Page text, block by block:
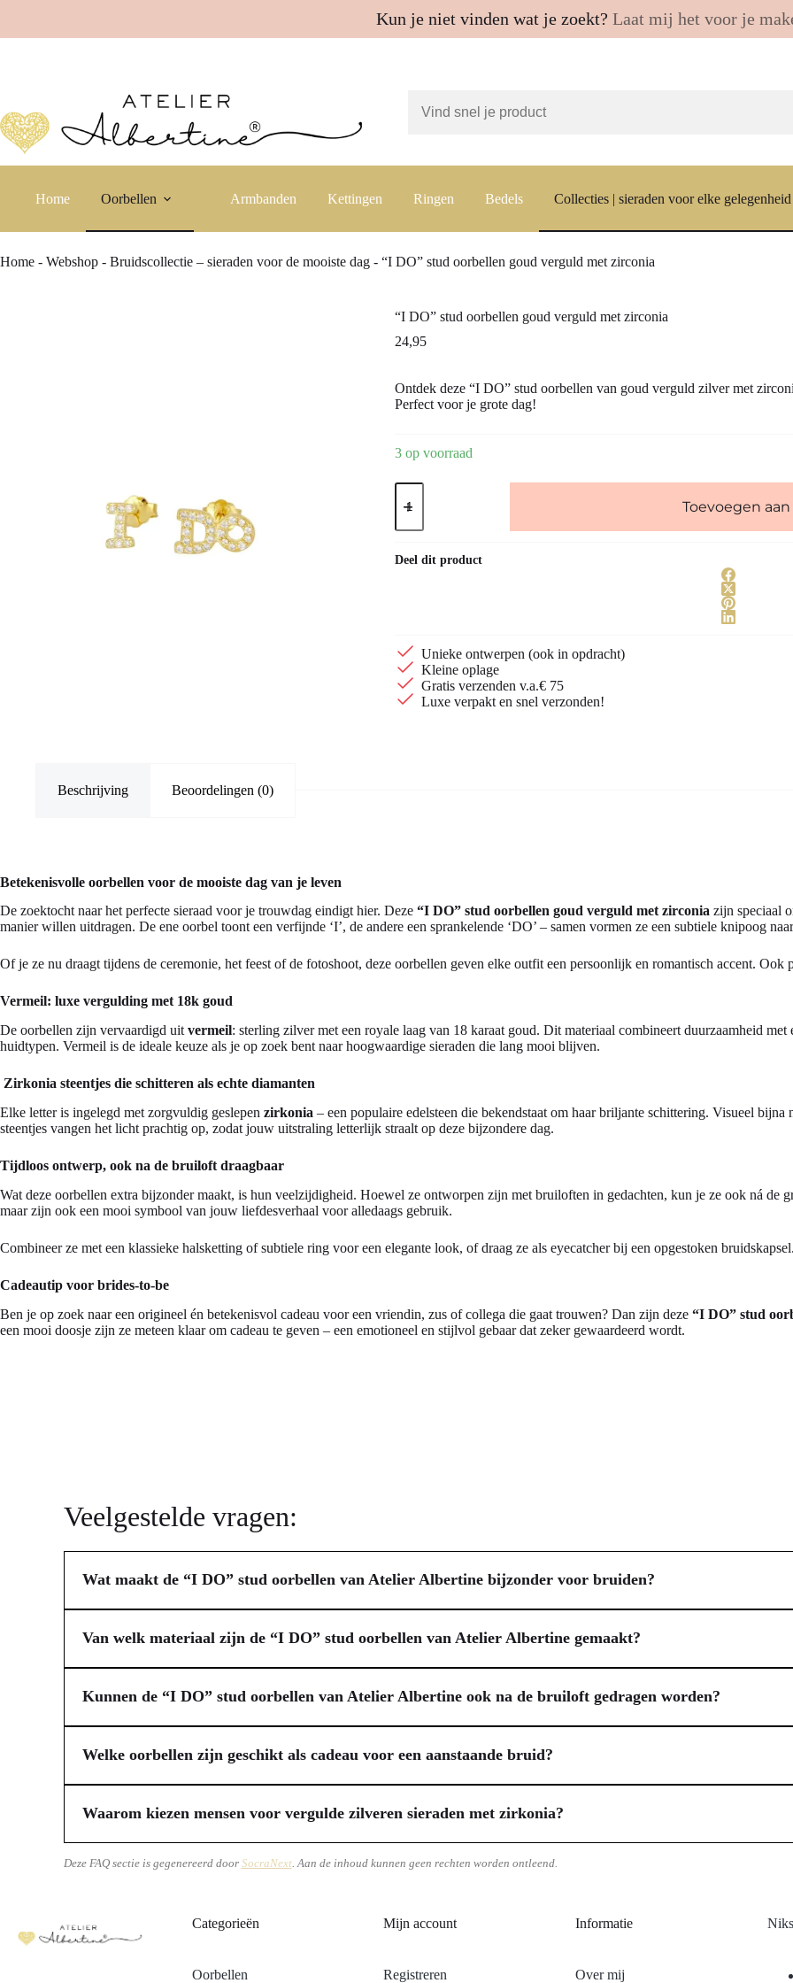
Kun je niet vinden wat je zoekt? Laat mij het voor je
inhoud
Home Oorbellen Armbanden Kettingen Ringen Bedels Collecties | sieraden voor elke gelegenheid
Home - Webshop - Bruidscollectie – sieraden voor de mooiste dag - “I DO” stud oorbellen goud verguld met zirconia
“I DO” stud oorbellen goud verguld met zirconia
24,95
Ontdek deze “I DO” stud oorbellen van goud verguld zilver met
Perfect voor je grote dag!
3 op voorraad
"I
DO"
oorbellen
verguld
Toevoegen
Deel dit product
Unieke ontwerpen (ook in opdracht)
Kleine oplage
Gratis verzenden v.a.€ 75
Luxe verpakt en snel verzonden!
Beschrijving Beoordelingen (0)
Betekenisvolle oorbellen voor de mooiste dag van je leven
De zoektocht naar het perfecte sieraad voor je trouwdag eindigt hier. Deze “I DO” stud oorbellen goud verguld met zirconia zijn speciaal
manier willen uitdragen. De ene oorbel toont een verfijnde ‘I’, de andere een sprankelende ‘DO’ – samen vormen ze een subtiele knipoog
Of je ze nu draagt tijdens de ceremonie, het feest of de fotoshoot, deze oorbellen geven elke outfit een persoonlijk en romantisch accent.
Vermeil: luxe vergulding met 18k goud
De oorbellen zijn vervaardigd uit vermeil: sterling zilver met een royale laag van 18 karaat goud. Dit materiaal combineert duurzaamheid
huidtypen. Vermeil is de ideale keuze als je op zoek bent naar hoogwaardige sieraden die lang mooi blijven.
Zirkonia steentjes die schitteren als echte diamanten
Elke letter is ingelegd met zorgvuldig geslepen zirkonia – een populaire edelsteen die bekendstaat om haar briljante schittering. Visueel
steentjes vangen het licht prachtig op, zodat jouw uitstraling letterlijk straalt op deze bijzondere dag.
Tijdloos ontwerp, ook na de bruiloft draagbaar
Wat deze oorbellen extra bijzonder maakt, is hun veelzijdigheid. Hoewel ze ontworpen zijn met bruiloften in gedachten, kun je ze ook ná de
maar zijn ook een mooi symbool van jouw liefdesverhaal voor alledaags gebruik.
Combineer ze met een klassieke halsketting of subtiele ring voor een elegante look, of draag ze als eyecatcher bij een opgestoken bruidskapsel.
Cadeautip voor brides-to-be
Ben je op zoek naar een origineel én betekenisvol cadeau voor een vriendin, zus of collega die gaat trouwen? Dan zijn deze “I DO” stud
een mooi doosje zijn ze meteen klaar om cadeau te geven – een emotioneel en stijlvol gebaar dat zeker gewaardeerd wordt.
Veelgestelde vragen:
Wat maakt de “I DO” stud oorbellen van Atelier Albertine bijzonder voor bruiden?
De “I DO” stud oorbellen van Atelier Albertine zijn speciaal ontworpen om jou een stijlvolle en speelse touch te geven op je
samen een subtiele knipoog vormen naar jouw ja-woord. Vervaardigd uit vermeil – sterling zilver met een royale laag 18
bieden ze jou een luxe uitstraling. Dit unieke ontwerp maakt ze een betekenisvol accent voor de ceremonie, het feest of de
wensen.
Van welk materiaal zijn de “I DO” stud oorbellen van Atelier Albertine gemaakt?
De “I DO” stud oorbellen van Atelier Albertine zijn vervaardigd uit vermeil, wat staat voor sterling zilver met een royale 18
en een warme, luxe glans. Vermeil is bovendien vriendelijk voor jouw gevoelige huidtypen. Elke oorbel is ingelegd met
briljante schittering, vergelijkbaar met diamant, maar dan betaalbaarder. Dit maakt de oorbellen een hoogwaardige keuze die
Albertine's handgemaakte sieraden.
Kunnen de “I DO” stud oorbellen van Atelier Albertine ook na de bruiloft gedragen worden?
Ja, de “I DO” stud oorbellen van Atelier Albertine zijn ontworpen met veelzijdigheid in gedachten en kun je zeker ook na je
mooie, persoonlijke herinnering aan jouw liefdesverhaal bij alledaags gebruik. Deze veelzijdigheid onderstreept de waarde van
collectie kan zijn.
Welke oorbellen zijn geschikt als cadeau voor een aanstaande bruid?
Bij het zoeken naar een cadeau voor een aanstaande bruid zijn oorbellen een uitstekende keuze, vooral als ze een speciale
uitstraling die de feestelijke gelegenheid eer aandoet, zonder de hoge kosten van diamanten. Let op de veelzijdigheid;
worden, vormen een blijvende herinnering aan de bijzondere dag en de liefde die je viert.
Waarom kiezen mensen voor vergulde zilveren sieraden met zirkonia?
Jij kiest voor vergulde zilveren sieraden met zirkonia vanwege de perfecte balans tussen luxe, duurzaamheid en
sterling zilver betreft met een royale goudlaag, biedt de warme, rijke glans van echt goud tegen een toegankelijkere prijs.
Deze FAQ sectie is gegenereerd door SocraNext. Aan de inhoud kunnen geen rechten worden ontleend.
Categorieën
Oorbellen
Mijn account
Registreren
Informatie
Over mij